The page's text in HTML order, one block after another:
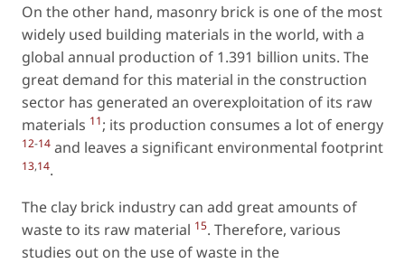
On the other hand, masonry brick is one of the most
widely used building materials in the world, with a
global annual production of 1.391 billion units. The
great demand for this material in the construction
sector has generated an overexploitation of its raw
materials 11; its production consumes a lot of energy
12-14 and leaves a significant environmental footprint
13,14.
The clay brick industry can add great amounts of
waste to its raw material 15. Therefore, various
studies out on the use of waste in the